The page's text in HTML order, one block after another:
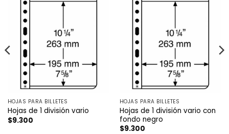
HOJAS PARA BILLETES
Hojas de 1 división vario
$9.300
HOJAS PARA BILLETES
Hojas de 1 división vario con
fondo negro
$9.300